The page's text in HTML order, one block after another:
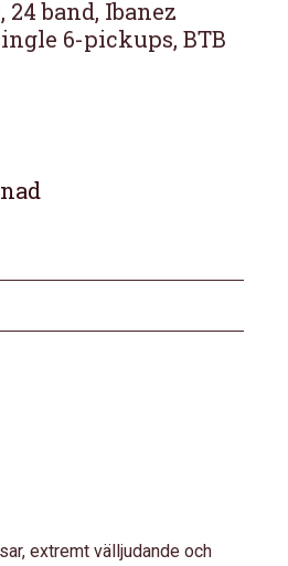
band, Ibanez
6-pickups, BTB
extremt välljudande och